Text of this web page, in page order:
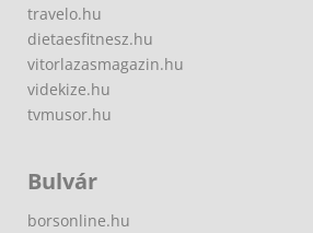
travelo.hu
dietaesfitnesz.hu
vitorlazasmagazin.hu
videkize.hu
tvmusor.hu
Bulvár
borsonline.hu